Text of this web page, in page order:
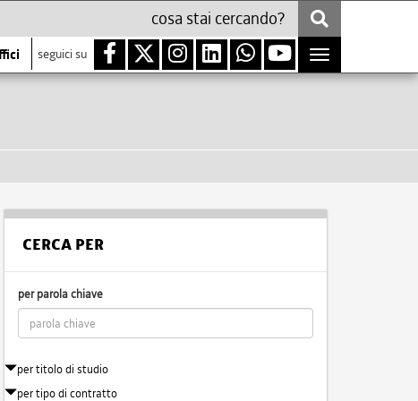
seguici su
Toggle
navigation
CERCA PER
per parola chiave
per titolo di studio
per tipo di contratto